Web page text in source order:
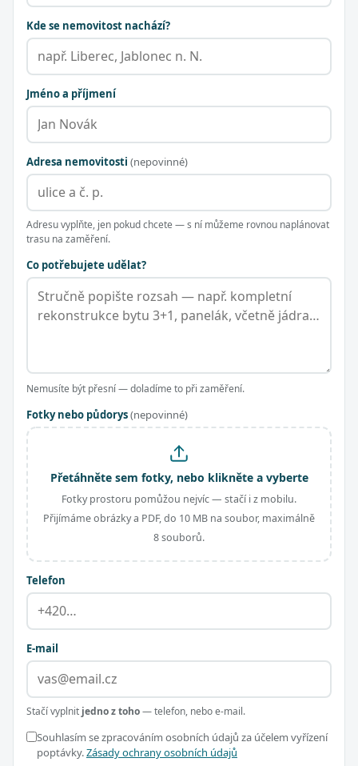
Kde se nemovitost nachází?
Jméno a příjmení
Adresa nemovitosti (nepovinné)
Adresu vyplňte, jen pokud chcete — s ní můžeme rovnou naplánovat
trasu na zaměření.
Co potřebujete udělat?
Nemusíte být přesní — doladíme to při zaměření.
Fotky nebo půdorys(nepovinné)
Přetáhněte sem fotky, nebo klikněte a vyberte
Fotky prostoru pomůžou nejvíc — stačí i z mobilu.
Přijímáme obrázky a PDF, do 10 MB na soubor, maximálně
8 souborů.
Telefon
E-mail
Stačí vyplnit jedno z toho— telefon, nebo e-mail.
Souhlasím se zpracováním osobních údajů za účelem vyřízení
poptávky.Zásady ochrany osobních údajů